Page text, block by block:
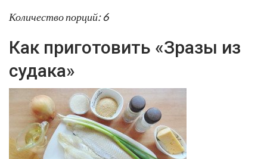
Количество порций: 6
Как приготовить «Зразы из
судака»